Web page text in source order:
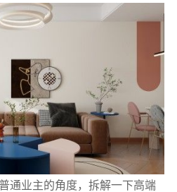
通业主的角度，拆解一下高端